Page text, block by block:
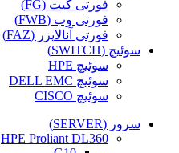
فورتی گیت (FG)
فورتی وب (FWB)
فورتی آنالایزر (FAZ)
سوئیچ (SWITCH)
سوئیچ HPE
سوئیچ DELL EMC
سوئیچ CISCO
سرور (SERVER)
HPE Proliant DL360